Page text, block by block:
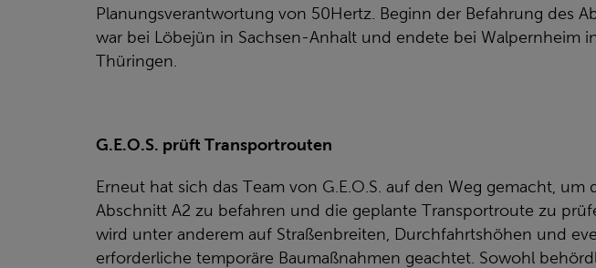
Planungsverantwortung von 50Hertz. Beginn der Befahrung des
war bei Löbejün in Sachsen-Anhalt und endete bei Walpernheim
Thüringen.
G.E.O.S. prüft Transportrouten
Erneut hat sich das Team von G.E.O.S. auf den Weg gemacht, um
Abschnitt A2 zu befahren und die geplante Transportroute zu
wird unter anderem auf Straßenbreiten, Durchfahrtshöhen und
erforderliche temporäre Baumaßnahmen geachtet. Sowohl